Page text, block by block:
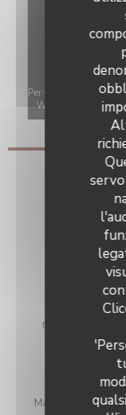
Per visualizzare la
Waze Map
Ordine da
Bonifico, Visa,
Mastercard,